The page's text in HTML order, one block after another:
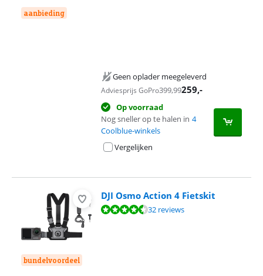
aanbieding
Geen oplader meegeleverd
Adviesprijs GoPro399,99259,-
Op voorraad
Nog sneller op te halen in 4
Coolblue-winkels
Vergelijken
bundelvoordeel
DJI Osmo Action 4 Fietskit
Beoordeling is 9,3 van de 10, gebaseerd op 32 reviews.
32 reviews